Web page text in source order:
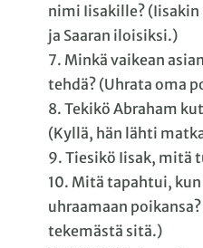
nimi Iisakille?
ja Saaran iloisiksi.)
7. Minkä vaikean
tehdä? (Uhrata oma
8. Tekikö Abraham
(Kyllä, hän lähti
9. Tiesikö Iisak, mitä
10. Mitä tapahtui,
uhraamaan
tekemästä sitä.)